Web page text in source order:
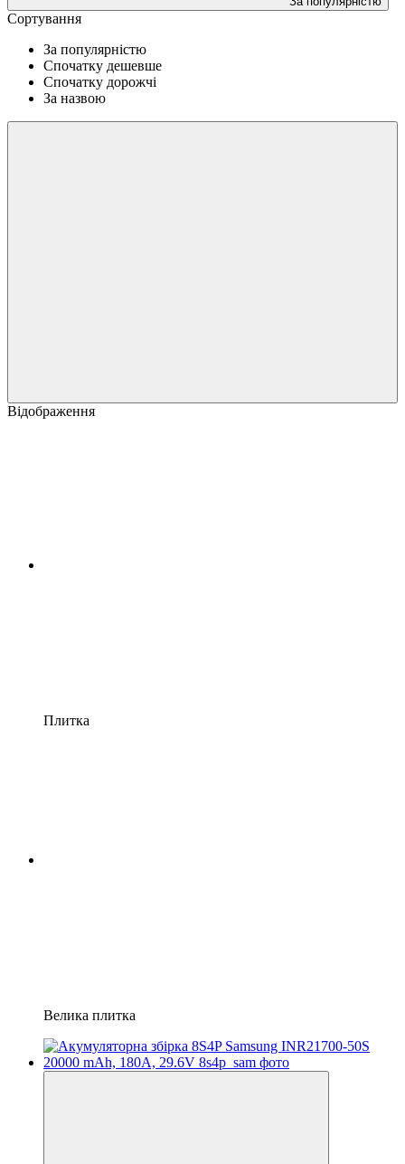
Сортування
За популярністю
Спочатку дешевше
Спочатку дорожчі
За назвою
Відображення
Плитка
Велика плитка